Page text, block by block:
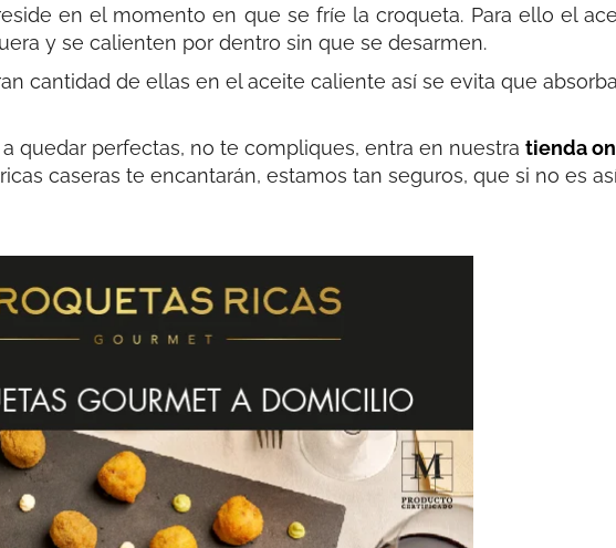
en el momento en que se fríe la croqueta. Para ello el
y se calienten por dentro sin que se desarmen.
cantidad de ellas en el aceite caliente así se evita que
quedar perfectas, no te compliques, entra en nuestra tienda
caseras te encantarán, estamos tan seguros, que si no es